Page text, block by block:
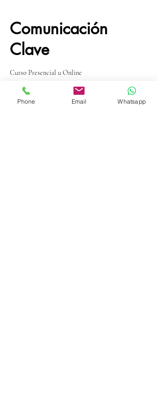
Comunicación
Clave
Curso Presencial u Online
1 h1
Solo
Clientes
Solo Clientes
Phone Email Whatsapp